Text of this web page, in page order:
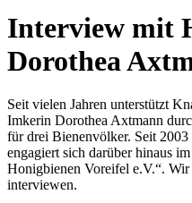
Interview mit
Dorothea
Seit vielen Jahren unterstützt
Imkerin Dorothea Axtmann
für drei Bienenvölker. Seit
engagiert sich darüber hinaus
Honigbienen Voreifel e.V.“.
interviewen.